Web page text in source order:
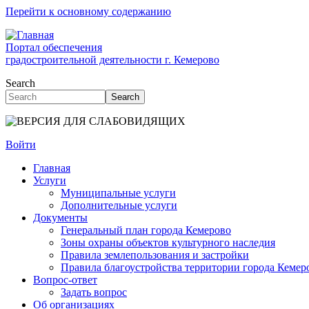
Перейти к основному содержанию
Портал обеспечения
градостроительной деятельности г. Кемерово
Search
Search
Войти
Главная
Услуги
Муниципальные услуги
Дополнительные услуги
Документы
Генеральный план города Кемерово
Зоны охраны объектов культурного наследия
Правила землепользования и застройки
Правила благоустройства территории города
Вопрос-ответ
Задать вопрос
Об организациях